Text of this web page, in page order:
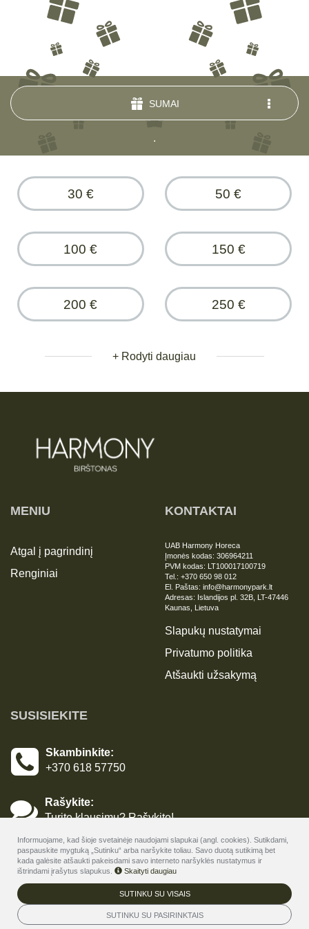
SUMAI
.
30 € 50 €
100 € 150 €
200 € 250 €
+ Rodyti daugiau
MENIU
Atgal į pagrindinį
Renginiai
KONTAKTAI
UAB Harmony Horeca
Įmonės kodas: 306964211
PVM kodas: LT100017100719
Tel.: +370 650 98 012
El. Paštas: info@harmonypark.lt
Adresas: Islandijos pl. 32B, LT-47446
Kaunas, Lietuva
Slapukų nustatymai
Privatumo politika
Atšaukti užsakymą
SUSISIEKITE
Skambinkite:
+370 618 57750
Rašykite:
Turite klausimų? Rašykite!
© 2026Harmony Birštonas - rezervavimo internetu ir dovanų
kuponų sistema . Visos teisės saugomos
Informuojame, kad šioje svetainėje naudojami slapukai (angl. cookies). Sutikdami,
paspauskite mygtuką „Sutinku“ arba naršykite toliau. Savo duotą sutikimą bet
kada galėsite atšaukti pakeisdami savo interneto naršyklės nustatymus ir
ištrindami įrašytus slapukus.
Skaityti daugiau
SUTINKU SU VISAIS
SUTINKU SU PASIRINKTAIS